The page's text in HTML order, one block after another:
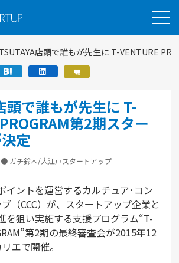
TSUTAYA店頭で誰もが先生に T-VENTURE
頭で誰もが先生に T-
第2期スター
定
● ガチ鈴木/大江戸スタートアップ
イントを運営するカルチュア･コン
（CCC）が、スタートアップ企業と
を狙い実施する支援プログラム“T-
第2期の最終審査会が2015年12
エで開催。